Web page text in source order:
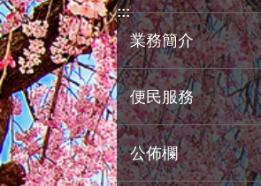
:::
業務簡介
便民服務
公佈欄